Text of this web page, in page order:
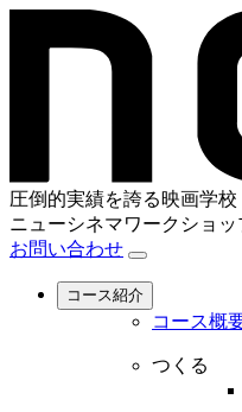
圧倒的実績を誇る映画学校
ニューシネマワークショッ
お問い合わせ
コース紹介
コース概
つくる